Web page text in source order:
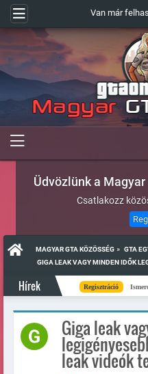
Van már
Üdvözlünk a
Csatlakozz
MAGYAR GTA KÖZÖSSÉG » GTA
GIGA LEAK VAGY MINDEN IDŐK
Hírek Regisztráció Ismerd
Giga leak
leak videók